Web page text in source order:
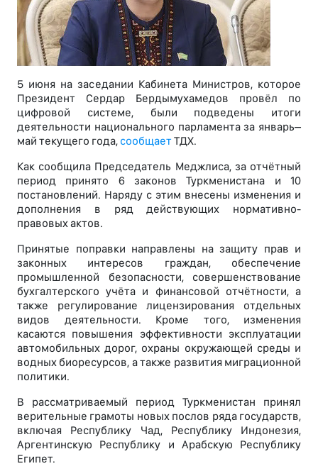
5 июня на заседании Кабинета Министров, которое
Президент Сердар Бердымухамедов провёл по
цифровой системе, были подведены итоги
деятельности национального парламента за январь–
май текущего года, сообщаетТДХ.
Как сообщила Председатель Меджлиса, за отчётный
период принято 6 законов Туркменистана и 10
постановлений. Наряду с этим внесены изменения и
дополнения в ряд действующих нормативно-
правовых актов.
Принятые поправки направлены на защиту прав и
законных интересов граждан, обеспечение
промышленной безопасности, совершенствование
бухгалтерского учёта и финансовой отчётности, а
также регулирование лицензирования отдельных
видов деятельности. Кроме того, изменения
касаются повышения эффективности эксплуатации
автомобильных дорог, охраны окружающей среды и
водных биоресурсов, а также развития миграционной
политики.
В рассматриваемый период Туркменистан принял
верительные грамоты новых послов ряда государств,
включая Республику Чад, Республику Индонезия,
Аргентинскую Республику и Арабскую Республику
Египет.